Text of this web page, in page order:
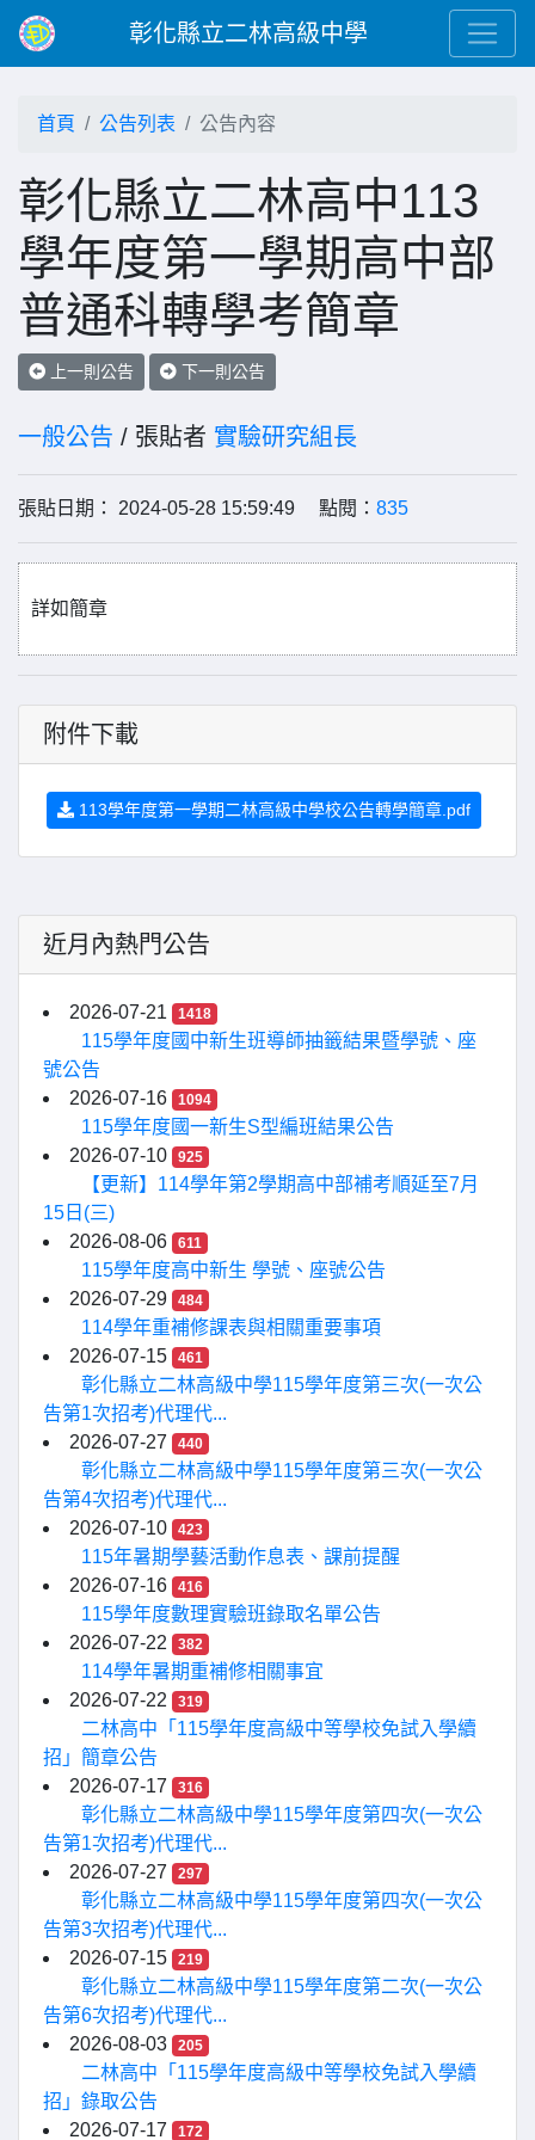
彰化縣立二林高級中學
首頁 公告列表 公告內容
彰化縣立二林高中113
學年度第一學期高中部
普通科轉學考簡章
上一則公告 下一則公告
一般公告 / 張貼者 實驗研究組長
張貼日期： 2024-05-28 15:59:49 點閱： 835
詳如簡章
附件下載
113學年度第一學期二林高級中學校公告轉學簡章.pdf
近月內熱門公告
2026-07-21 1418
115學年度國中新生班導師抽籤結果暨學號、座
號公告
2026-07-16
1094
115學年度國一新生S型編班結果公告
2026-07-10
925
【更新】114學年第2學期高中部補考順延至7月
15日(三)
2026-08-06
611
115學年度高中新生 學號、座號公告
2026-07-29
484
114學年重補修課表與相關重要事項
2026-07-15
461
彰化縣立二林高級中學115學年度第三次(一次公
告第1次招考)代理代...
2026-07-27
440
彰化縣立二林高級中學115學年度第三次(一次公
告第4次招考)代理代...
2026-07-10
423
115年暑期學藝活動作息表、課前提醒
2026-07-16
416
115學年度數理實驗班錄取名單公告
2026-07-22
382
114學年暑期重補修相關事宜
2026-07-22
319
二林高中「115學年度高級中等學校免試入學續
招」簡章公告
2026-07-17
316
彰化縣立二林高級中學115學年度第四次(一次公
告第1次招考)代理代...
2026-07-27
297
彰化縣立二林高級中學115學年度第四次(一次公
告第3次招考)代理代...
2026-07-15
219
彰化縣立二林高級中學115學年度第二次(一次公
告第6次招考)代理代...
2026-08-03
205
二林高中「115學年度高級中等學校免試入學續
招」錄取公告
2026-07-17
172